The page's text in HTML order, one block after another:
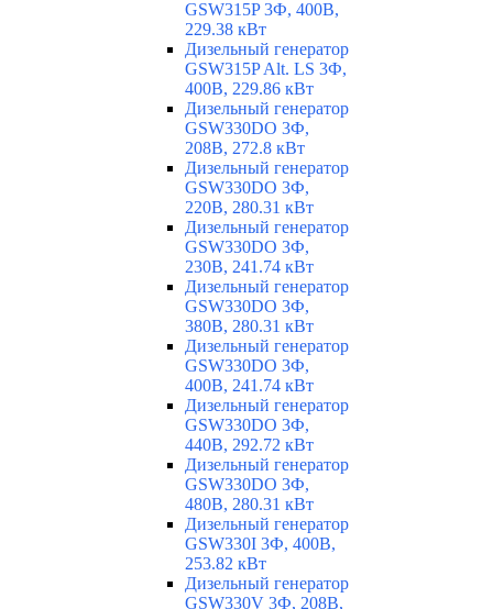
GSW315P 3Ф, 400В,
229.38 кВт
Дизельный генератор
GSW315P Alt. LS 3Ф,
400В, 229.86 кВт
Дизельный генератор
GSW330DO 3Ф,
208В, 272.8 кВт
Дизельный генератор
GSW330DO 3Ф,
220В, 280.31 кВт
Дизельный генератор
GSW330DO 3Ф,
230В, 241.74 кВт
Дизельный генератор
GSW330DO 3Ф,
380В, 280.31 кВт
Дизельный генератор
GSW330DO 3Ф,
400В, 241.74 кВт
Дизельный генератор
GSW330DO 3Ф,
440В, 292.72 кВт
Дизельный генератор
GSW330DO 3Ф,
480В, 280.31 кВт
Дизельный генератор
GSW330I 3Ф, 400В,
253.82 кВт
Дизельный генератор
GSW330V 3Ф, 208В,